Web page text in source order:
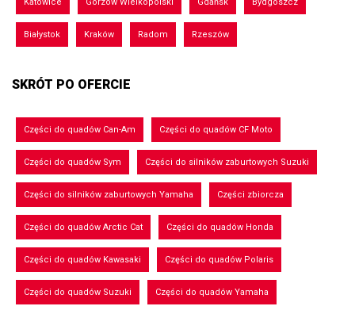
Białystok Kraków Radom Rzeszów
SKRÓT PO OFERCIE
Części do quadów Can-Am Części do quadów CF Moto
Części do quadów Sym Części do silników zaburtowych Suzuki
Części do silników zaburtowych Yamaha Części zbiorcza
Części do quadów Arctic Cat Części do quadów Honda
Części do quadów Kawasaki Części do quadów Polaris
Części do quadów Suzuki Części do quadów Yamaha